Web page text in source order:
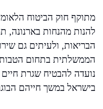
מתוקף חוק הביטוח
להנות מהנחות בארנונה,
הבריאות, ולעיתים גם
הממשלתית בתחום הטבות
נועדה להבטיח שגרת
בישראל במשך חייהם